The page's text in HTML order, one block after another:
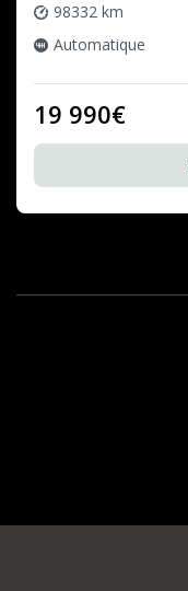
98332 km
Automatique
19 990€